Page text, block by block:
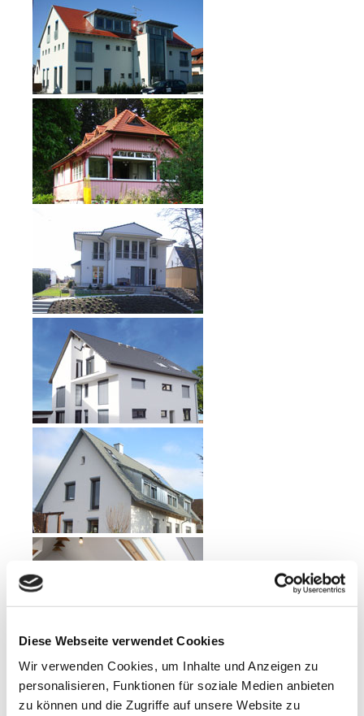
Diese Webseite verwendet Cookies
Wir verwenden Cookies, um Inhalte und Anzeigen zu
personalisieren, Funktionen für soziale Medien anbieten
zu können und die Zugriffe auf unsere Website zu